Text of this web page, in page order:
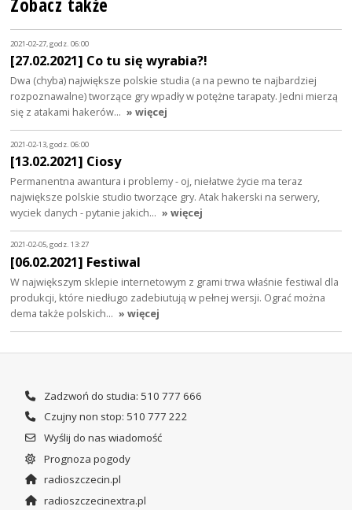
Zobacz także
2021-02-27, godz. 06:00
[27.02.2021] Co tu się wyrabia?!
Dwa (chyba) największe polskie studia (a na pewno te najbardziej
rozpoznawalne) tworzące gry wpadły w potężne tarapaty. Jedni mierzą
się z atakami hakerów… » więcej
2021-02-13, godz. 06:00
[13.02.2021] Ciosy
Permanentna awantura i problemy - oj, niełatwe życie ma teraz
największe polskie studio tworzące gry. Atak hakerski na serwery,
wyciek danych - pytanie jakich… » więcej
2021-02-05, godz. 13:27
[06.02.2021] Festiwal
W największym sklepie internetowym z grami trwa właśnie festiwal dla
produkcji, które niedługo zadebiutują w pełnej wersji. Ograć można
dema także polskich… » więcej
Zadzwoń do studia: 510 777 666
Czujny non stop: 510 777 222
Wyślij do nas wiadomość
Prognoza pogody
radioszczecin.pl
radioszczecinextra.pl